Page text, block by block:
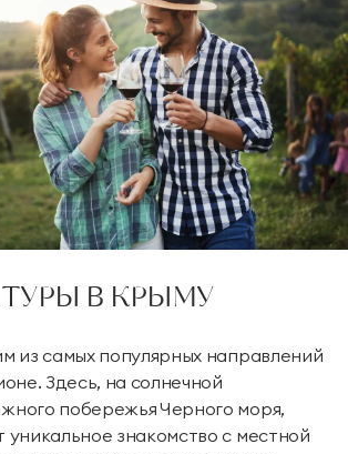
В КРЫМУ
из самых популярных направлений
Здесь, на солнечной
побережья Черного моря,
уникальное знакомство с местной